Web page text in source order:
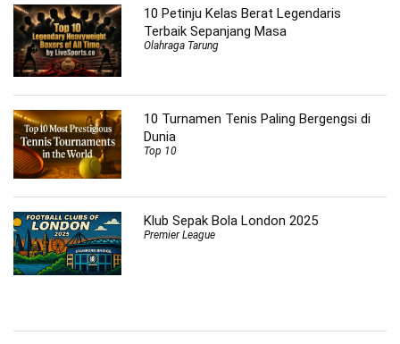
10 Petinju Kelas Berat Legendaris
Terbaik Sepanjang Masa
Olahraga Tarung
10 Turnamen Tenis Paling Bergengsi di
Dunia
Top 10
Klub Sepak Bola London 2025
Premier League